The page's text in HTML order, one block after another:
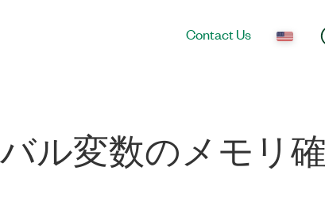
Contact Us
ル変数のメモリ確